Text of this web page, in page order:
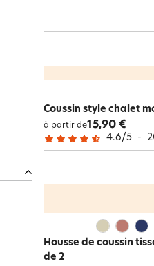
Coussin style chalet
à partir de15,90 €
4.6/5 -
Housse de coussin
de 2